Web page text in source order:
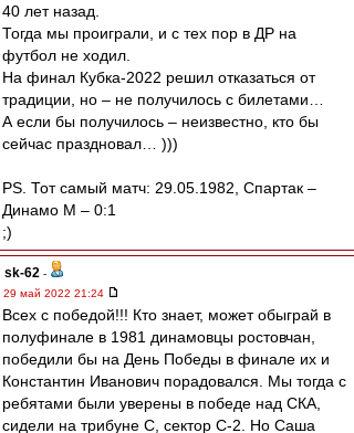
40 лет назад.
Тогда мы проиграли, и с тех пор в ДР на
футбол не ходил.
На финал Кубка-2022 решил отказаться от
традиции, но – не получилось с билетами…
А если бы получилось – неизвестно, кто бы
сейчас праздновал… )))
PS. Тот самый матч: 29.05.1982, Спартак –
Динамо М – 0:1
;)
sk-62 -
29 май 2022 21:24
Всех с победой!!! Кто знает, может обыграй в
полуфинале в 1981 динамовцы ростовчан,
победили бы на День Победы в финале их и
Константин Иванович порадовался. Мы тогда с
ребятами были уверены в победе над СКА,
сидели на трибуне С, сектор С-2. Но Саша